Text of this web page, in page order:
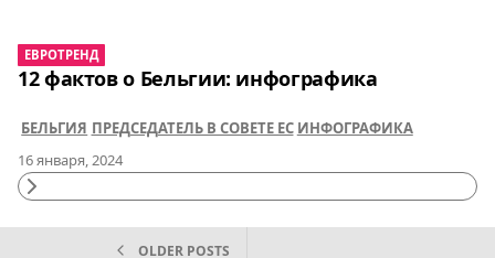
ЕВРОТРЕНД
12 фактов о Бельгии: инфографика
БЕЛЬГИЯ ПРЕДСЕДАТЕЛЬ В СОВЕТЕ ЕС ИНФОГРАФИКА
16 января, 2024
Continue
НАВИГАЦИЯ
OLDER POSTS